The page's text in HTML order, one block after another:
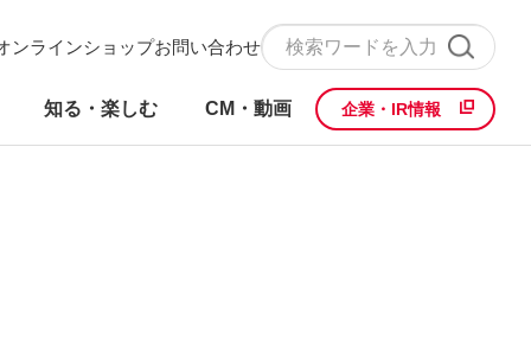
ンラインショップお問い合わせ
知る・楽しむ CM・動画 企業・IR情報